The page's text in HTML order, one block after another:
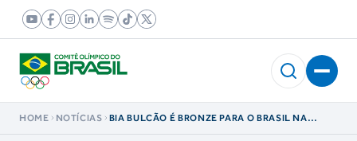
HOME NOTÍCIAS
BIA BULCÃO É BRONZE PARA O BRASIL NA